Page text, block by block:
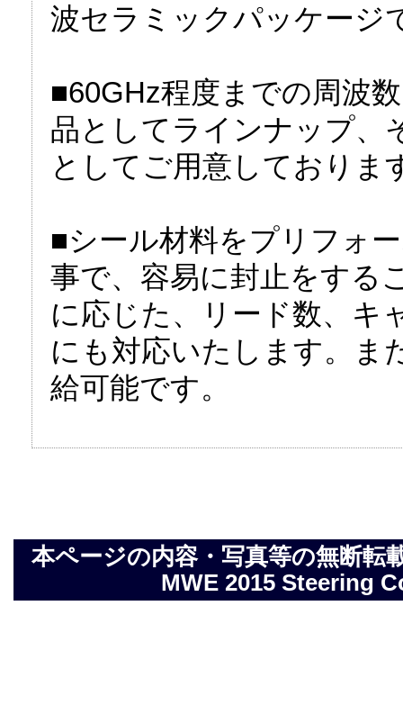
波セラミックパッケージ
■60GHz程度までの周波
品としてラインナップ、
としてご用意しておりま
■シール材料をプリフォ
事で、容易に封止をする
に応じた、リード数、キ
にも対応いたします。ま
給可能です。
本ページの内容・写真等の無断
MWE 2015 Steering